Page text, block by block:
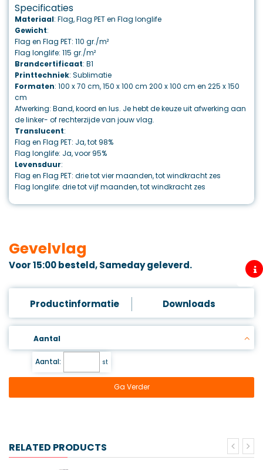
Specificaties
Materiaal: Flag, Flag PET en Flag longlife
Gewicht:
Flag en Flag PET: 110 gr./m²
Flag longlife: 115 gr./m²
Brandcertificaat: B1
Printtechniek: Sublimatie
Formaten: 100 x 70 cm, 150 x 100 cm 200 x 100 cm en 225 x 150
cm
Afwerking: Band, koord en lus. Je hebt de keuze uit afwerking aan
de linker- of rechterzijde van jouw vlag.
Translucent:
Flag en Flag PET: Ja, tot 98%
Flag longlife: Ja, voor 95%
Levensduur:
Flag en Flag PET: drie tot vier maanden, tot windkracht zes
Flag longlife: drie tot vijf maanden, tot windkracht zes
Gevelvlag
Voor 15:00 besteld, Sameday geleverd.
Productinformatie Downloads
Aantal
Aantal: st
Ga Verder
RELATED PRODUCTS